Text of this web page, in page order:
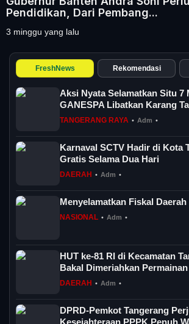
Pendidikan, Dari Pembang...
3 minggu yang lalu
FreshNews Rekomendasi
Aksi Nyata Selamatkan Situ 7
GANESPA Libatkan Karang
Komunitas
TANGERANG RAYA • Adm •
Karnaval SCTV Hadir di Kota
Gratis Selama Dua Hari
DAERAH • Adm •
Menyelamatkan Fiskal Daerah
NASIONAL • Adm •
HUT ke-81 RI di Kecamatan
Bakal Dimeriahkan
Sodor
DAERAH • Adm •
DPRD-Pemkot Tangerang